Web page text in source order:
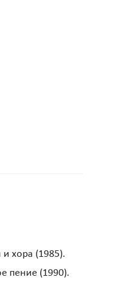
хора (1985).
пение (1990).